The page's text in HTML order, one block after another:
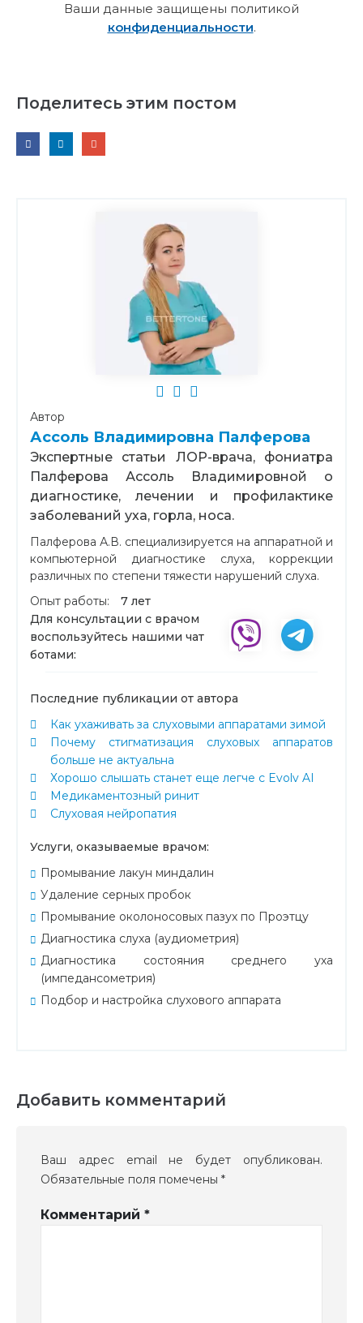
Ваши данные защищены политикой
конфиденциальности.
Поделитесь этим постом
Автор
Ассоль Владимировна Палферова
Экспертные статьи ЛОР-врача, фониатра
Палферова Ассоль Владимировной о
диагностике, лечении и профилактике
заболеваний уха, горла, носа.
Палферова А.В. специализируется на аппаратной и
компьютерной диагностике слуха, коррекции
различных по степени тяжести нарушений слуха.
Опыт работы:
7 лет
Для консультации с врачом
воспользуйтесь нашими чат
ботами:
Последние публикации от автора
Как ухаживать за слуховыми аппаратами зимой
Почему стигматизация слуховых аппаратов
больше не актуальна
Хорошо слышать станет еще легче с Evolv AI
Медикаментозный ринит
Слуховая нейропатия
Услуги, оказываемые врачом:
Промывание лакун миндалин
Удаление серных пробок
Промывание околоносовых пазух по Проэтцу
Диагностика слуха (аудиометрия)
Диагностика состояния среднего уха
(импедансометрия)
Подбор и настройка слухового аппарата
Добавить комментарий
Ваш адрес email не будет опубликован.
Обязательные поля помечены *
Комментарий *